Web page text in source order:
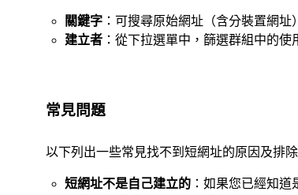
關鍵字 ：可搜尋原始網址（含分裝置網
建立者 ：從下拉選單中，篩選群組中的使
常見問題
以下列出一些常見找不到短網址的原因及排除
短網址不是自己建立的 ：如果您已經知道